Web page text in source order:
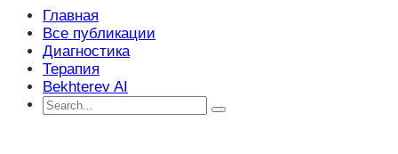
Главная
Все публикации
Диагностика
Терапия
Bekhterev AI